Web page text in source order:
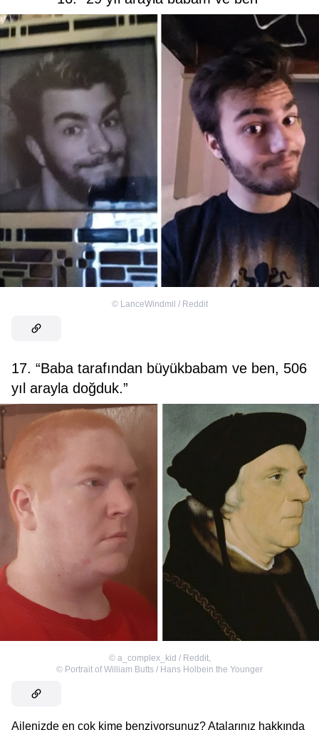
© LanceWindmil / Reddit
17. “Baba tarafından büyükbabam ve ben, 506
yıl arayla doğduk.”
© a_complex_kid / Reddit,
© Portrait of William Butts / Hans Holbein the Younger
Ailenizde en çok kime benziyorsunuz? Atalarınız hakkında